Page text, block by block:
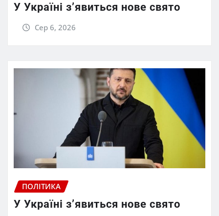
У Україні з’явиться нове свято
Сер 6, 2026
ПОЛІТИКА
У Україні з’явиться нове свято